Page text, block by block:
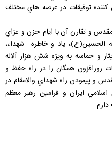
توفيقات در عرصه هاي مختلف
و تقارن آن با ايام حزن و عزاي
الحسين(ع)، ياد و خاطره شهداء،
و حماسه به ويژه شش هزار آلاله
روزافزون همگان را در راه حفظ و
و پيمودن راه شهداي والامقام در
اسلامي ايران و فرامين رهبر معظم
دارم.